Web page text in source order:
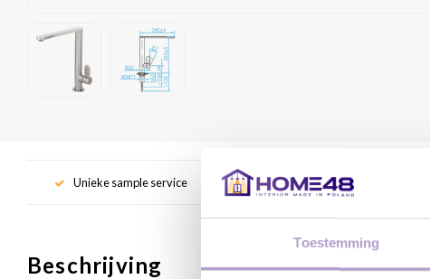
Toestemming
Unieke sample service
Beschrijving